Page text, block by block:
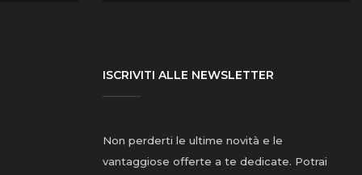
ISCRIVITI ALLE NEWSLETTER
Non perderti le ultime novità e le
vantaggiose offerte a te dedicate. Potrai